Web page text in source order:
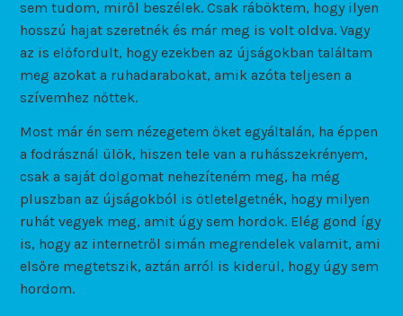
sem tudom, miről beszélek. Csak ráböktem, hogy ilyen
hosszú hajat szeretnék és már meg is volt oldva. Vagy
az is előfordult, hogy ezekben az újságokban találtam
meg azokat a ruhadarabokat, amik azóta teljesen a
szívemhez nőttek.
Most már én sem nézegetem őket egyáltalán, ha éppen
a fodrásznál ülök, hiszen tele van a ruhásszekrényem,
csak a saját dolgomat nehezíteném meg, ha még
pluszban az újságokból is ötletelgetnék, hogy milyen
ruhát vegyek meg, amit úgy sem hordok. Elég gond így
is, hogy az internetről simán megrendelek valamit, ami
elsőre megtetszik, aztán arról is kiderül, hogy úgy sem
hordom.